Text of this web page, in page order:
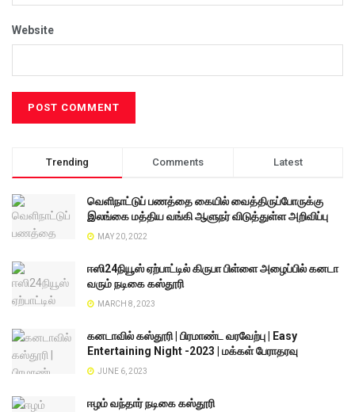
Website
Trending Comments Latest
வெளிநாட்டுப் பணத்தை கையில் வைத்திருப்போருக்கு
இலங்கை மத்திய வங்கி ஆளுநர் விடுத்துள்ள அறிவிப்பு
MAY 20, 2022
ஈஸி24நியூஸ் ஏற்பாட்டில் கிருபா பிள்ளை அழைப்பில் கனடா
வரும் நடிகை கஸ்தூரி
MARCH 8, 2023
கனடாவில் கஸ்தூரி | பிரமாண்ட வரவேற்பு | Easy
Entertaining Night -2023 | மக்கள் பேராதரவு
JUNE 6, 2023
ஈழம் வந்தார் நடிகை கஸ்தூரி